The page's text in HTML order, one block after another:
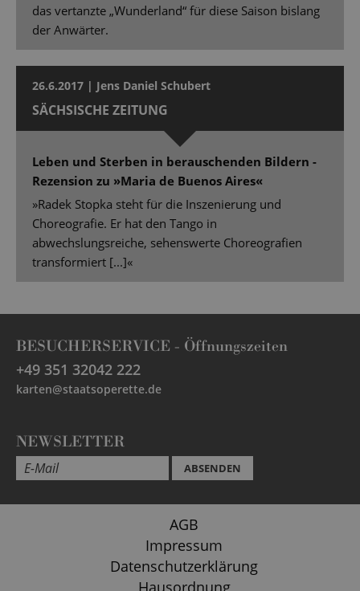
das vertanzte „Wunderland“ für diese Saison bislang
der Anwärter.
26.6.2017 | Jens Daniel Schubert
SÄCHSISCHE ZEITUNG
Leben und Sterben in berauschenden Bildern -
Rezension zu »Maria de Buenos Aires«
»Radek Stopka steht für die Inszenierung und
Choreografie. Er hat den Tango in
abwechslungsreiche, sehenswerte Choreografien
transformiert [...]«
BESUCHERSERVICE - Öffnungszeiten
+49 351 32042 222
karten@staatsoperette.de
NEWSLETTER
ABSENDEN
AGB
Impressum
Datenschutzerklärung
Hausordnung